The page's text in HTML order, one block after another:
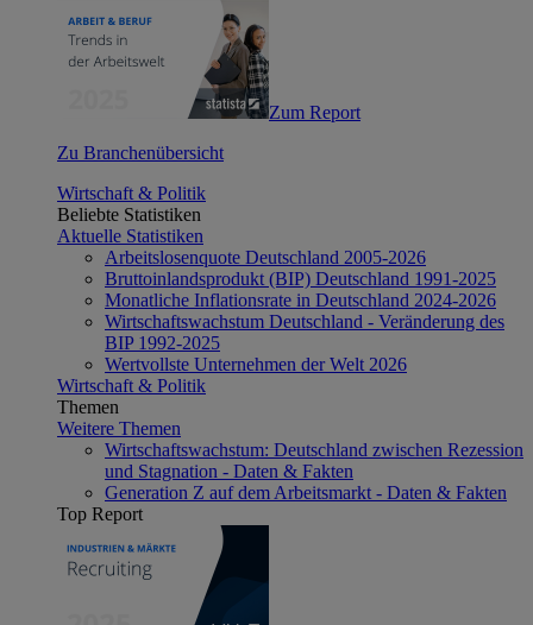
Zum Report
Zu Branchenübersicht
Wirtschaft & Politik
Beliebte Statistiken
Aktuelle Statistiken
Arbeitslosenquote Deutschland 2005-2026
Bruttoinlandsprodukt (BIP) Deutschland 1991-2025
Monatliche Inflationsrate in Deutschland 2024-2026
Wirtschaftswachstum Deutschland - Veränderung des
BIP 1992-2025
Wertvollste Unternehmen der Welt 2026
Wirtschaft & Politik
Themen
Weitere Themen
Wirtschaftswachstum: Deutschland zwischen Rezession
und Stagnation - Daten & Fakten
Generation Z auf dem Arbeitsmarkt - Daten & Fakten
Top Report